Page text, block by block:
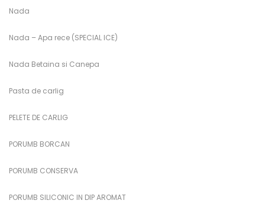
Nada
Nada – Apa rece (SPECIAL ICE)
Nada Betaina si Canepa
Pasta de carlig
PELETE DE CARLIG
PORUMB BORCAN
PORUMB CONSERVA
PORUMB SILICONIC IN DIP AROMAT